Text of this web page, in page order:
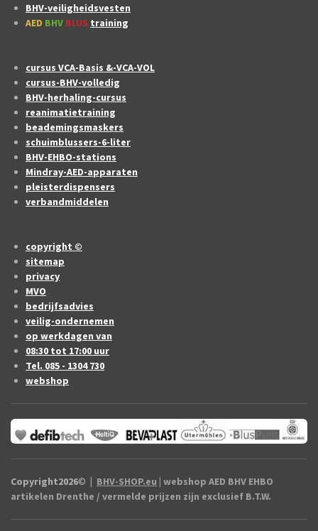
BHV-veiligheidsvesten
AED BHV BLUS training
cursus VCA-Basis &-VCA-VOL
cursus-BHV-volledig
BHV-herhaling-cursus
reanimatietraining
beademingsmaskers
schuimblussers-6-liter
BHV-EHBO-stations
Mindray-AED-apparaten
pleisterdispensers
verbandmiddelen
copyright ©
sitemap
privacy
MVO
bedrijfsadvies
veilig-ondernemen
op werkdagen van
08:30 tot 17:00 uur
Tel. 085 - 1304 730
webshop
Copyright2026© | BHV-SHOP.eu | webshop AED BHV EHBO
artikelen Drenthe / vermelde prijzen zijn exclusief B.T.W.